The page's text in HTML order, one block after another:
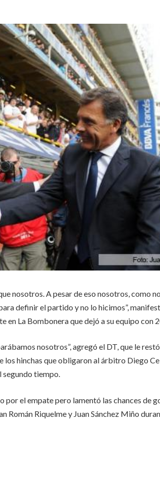
nosotros. A pesar de eso nosotros, como
definir el partido y no lo hicimos”,
en La Bombonera que dejó a su equipo con
nosotros”, agregó el DT, que le restó
los hinchas que obligaron al árbitro Diego
segundo tiempo.
por el empate pero lamentó las chances de
Román Riquelme y Juan Sánchez Miño